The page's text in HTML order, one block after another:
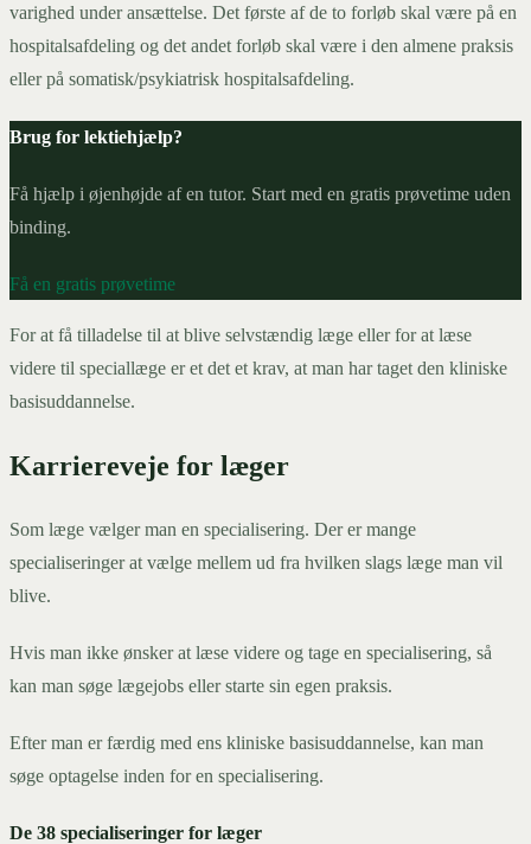
varighed under ansættelse. Det første af de to forløb skal være på en
hospitalsafdeling og det andet forløb skal være i den almene praksis
eller på somatisk/psykiatrisk hospitalsafdeling.
Brug for lektiehjælp?
Få hjælp i øjenhøjde af en tutor. Start med en gratis prøvetime uden
binding.
Få en gratis prøvetime
For at få tilladelse til at blive selvstændig læge eller for at læse
videre til speciallæge er et det et krav, at man har taget den kliniske
basisuddannelse.
Karriereveje for læger
Som læge vælger man en specialisering. Der er mange
specialiseringer at vælge mellem ud fra hvilken slags læge man vil
blive.
Hvis man ikke ønsker at læse videre og tage en specialisering, så
kan man søge lægejobs eller starte sin egen praksis.
Efter man er færdig med ens kliniske basisuddannelse, kan man
søge optagelse inden for en specialisering.
De 38 specialiseringer for læger